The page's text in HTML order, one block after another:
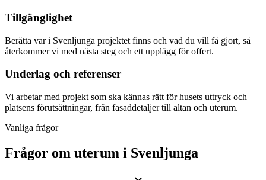
Tillgänglighet
Berätta var i Svenljunga projektet finns och vad du vill få gjort, så
återkommer vi med nästa steg och ett upplägg för offert.
Underlag och referenser
Vi arbetar med projekt som ska kännas rätt för husets uttryck och
platsens förutsättningar, från fasaddetaljer till altan och uterum.
Vanliga frågor
Frågor om uterum i Svenljunga